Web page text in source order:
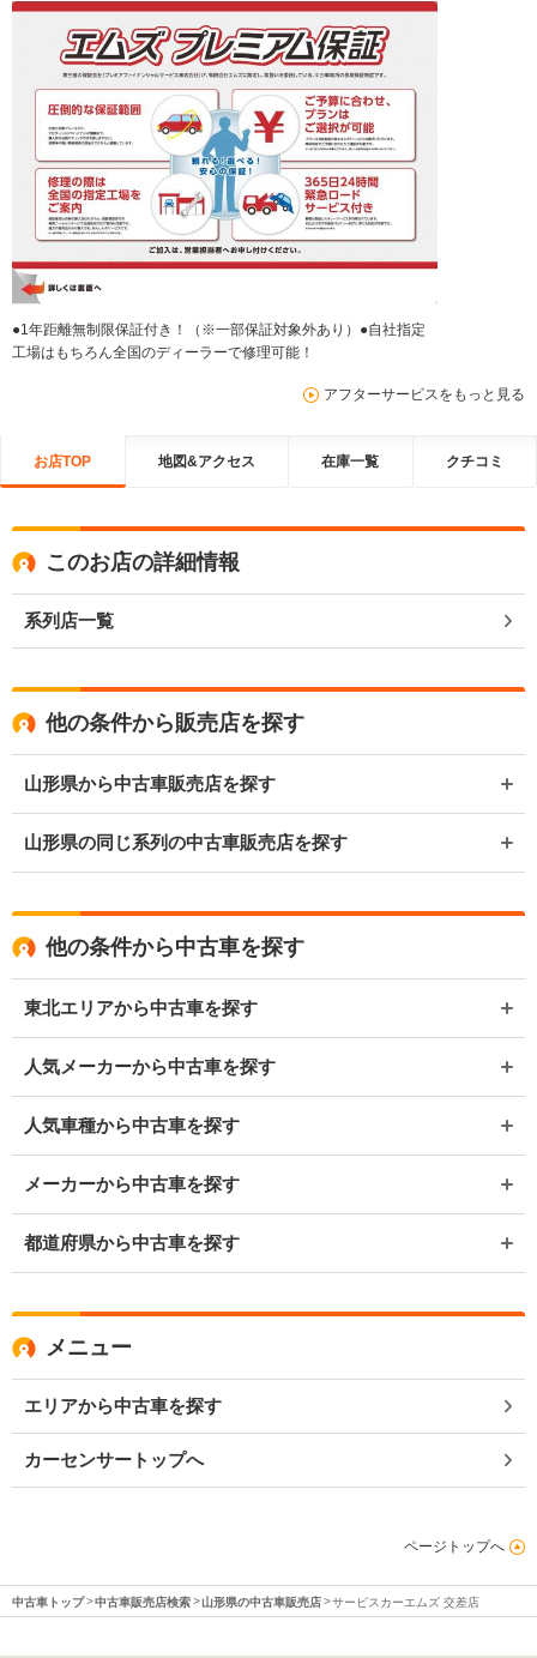
●1年距離無制限保証付き！（※一部保証対象外あり）●自社指定
工場はもちろん全国のディーラーで修理可能！
アフターサービスをもっと見る
お店TOP 地図&アクセス 在庫一覧 クチコミ
このお店の詳細情報
系列店一覧
他の条件から販売店を探す
山形県から中古車販売店を探す
山形県の同じ系列の中古車販売店を探す
他の条件から中古車を探す
東北エリアから中古車を探す
人気メーカーから中古車を探す
人気車種から中古車を探す
メーカーから中古車を探す
都道府県から中古車を探す
メニュー
エリアから中古車を探す
カーセンサートップへ
ページトップへ
中古車トップ 中古車販売店検索 山形県の中古車販売店 サービスカーエムズ 交差店